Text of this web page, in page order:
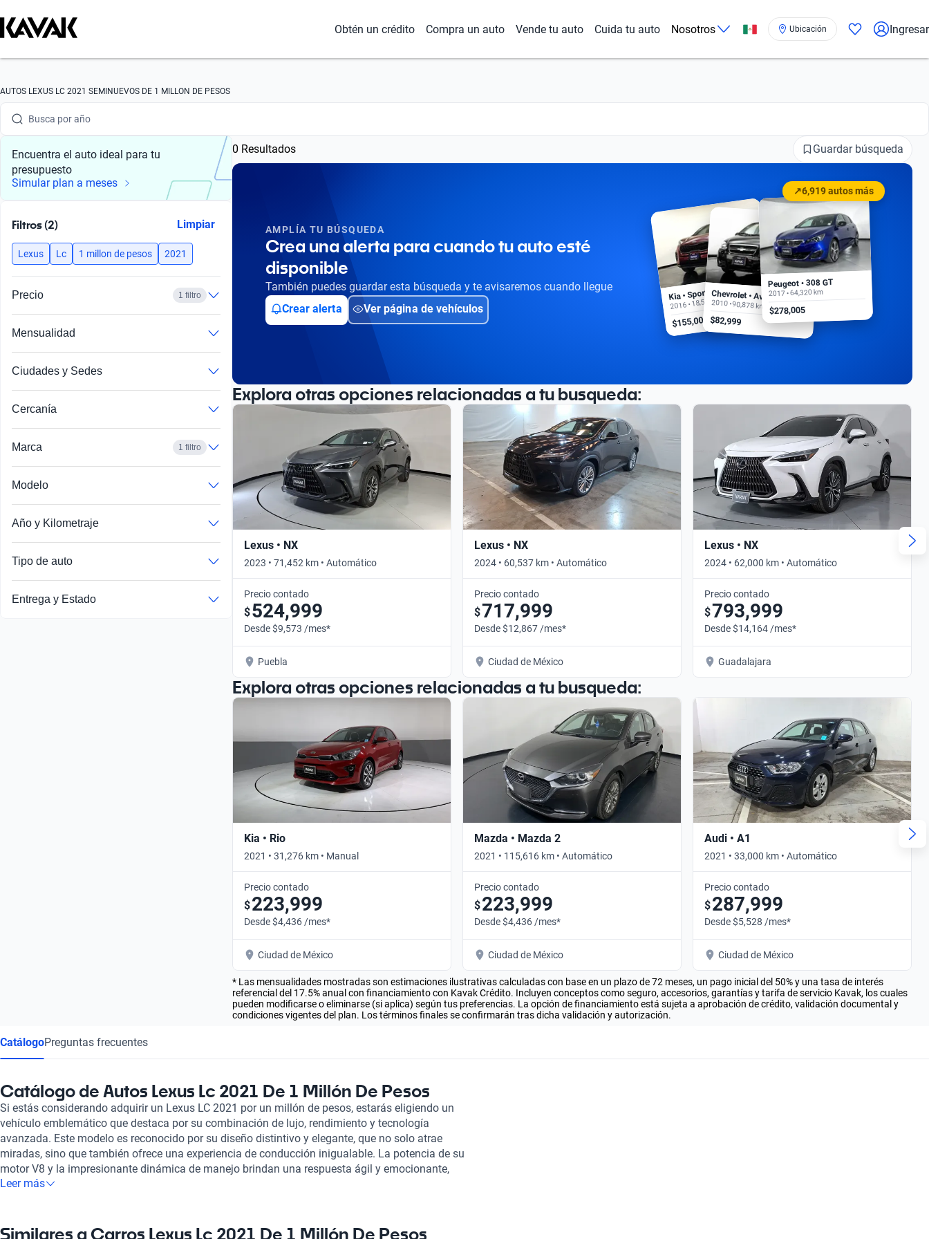
Obtén un crédito Compra un auto Vende tu auto Cuida tu auto Nosotros Ubicación Ingresar
AUTOS LEXUS LC 2021 SEMINUEVOS DE 1 MILLON DE PESOS
Busca por marca
Busca por modelo
Busca por versión
Busca por año
Busca por marca
Busca por modelo
Busca por año
Encuentra el auto ideal para tu
presupuesto
Simular plan a meses
Filtros (2) Limpiar
Lexus Lc 1 millon de pesos 2021
Precio 1 filtro
Mensualidad
Ciudades y Sedes
Cercanía
Marca 1 filtro
Modelo
Año y Kilometraje
Tipo de auto
Entrega y Estado
0 Resultados Guardar búsqueda
AMPLÍA TU BÚSQUEDA
Crea una alerta para cuando tu auto esté
disponible
También puedes guardar esta búsqueda y te avisaremos cuando llegue
Crear alerta
Ver página de vehículos
↗6,919 autos más
Kia • Sportage EX
2016 • 18,500 km
$155,000
Chevrolet • Aveo
2010 • 90,878 km
$82,999
Peugeot • 308 GT
2017 • 64,320 km
$278,005
Explora otras opciones relacionadas a tu busqueda:
Lexus • NX
2023 • 71,452 km • Automático
Precio contado
$524,999
Desde $9,573 /mes*
Puebla
Lexus • NX
2024 • 60,537 km • Automático
Precio contado
$717,999
Desde $12,867 /mes*
Ciudad de México
Lexus • NX
2024 • 62,000 km • Automático
Precio contado
$793,999
Desde $14,164 /mes*
Guadalajara
Explora otras opciones relacionadas a tu busqueda:
Kia • Rio
2021 • 31,276 km • Manual
Precio contado
$223,999
Desde $4,436 /mes*
Ciudad de México
Mazda • Mazda 2
2021 • 115,616 km • Automático
Precio contado
$223,999
Desde $4,436 /mes*
Ciudad de México
Audi • A1
2021 • 33,000 km • Automático
Precio contado
$287,999
Desde $5,528 /mes*
Ciudad de México
* Las mensualidades mostradas son estimaciones ilustrativas calculadas con base en un plazo de 72 meses, un pago inicial del 50% y una tasa de interés
referencial del 17.5% anual con financiamiento con Kavak Crédito. Incluyen conceptos como seguro, accesorios, garantías y tarifa de servicio Kavak, los cuales
pueden modificarse o eliminarse (si aplica) según tus preferencias. La opción de financiamiento está sujeta a aprobación de crédito, validación documental y
condiciones vigentes del plan. Los términos finales se confirmarán tras dicha validación y autorización.
CatálogoPreguntas frecuentes
Catálogo de Autos Lexus Lc 2021 De 1 Millón De Pesos
Si estás considerando adquirir un Lexus LC 2021 por un millón de pesos, estarás eligiendo un
vehículo emblemático que destaca por su combinación de lujo, rendimiento y tecnología
avanzada. Este modelo es reconocido por su diseño distintivo y elegante, que no solo atrae
miradas, sino que también ofrece una experiencia de conducción inigualable. La potencia de su
motor V8 y la impresionante dinámica de manejo brindan una respuesta ágil y emocionante,
perfecta para quienes buscan un auto que realmente emocione. Además, el interior cuenta con
inspección en más de 240 puntos, garantizando su óptimo estado mecánico y estético. Nuestro
Leer más
Similares a Carros Lexus Lc 2021 De 1 Millón De Pesos